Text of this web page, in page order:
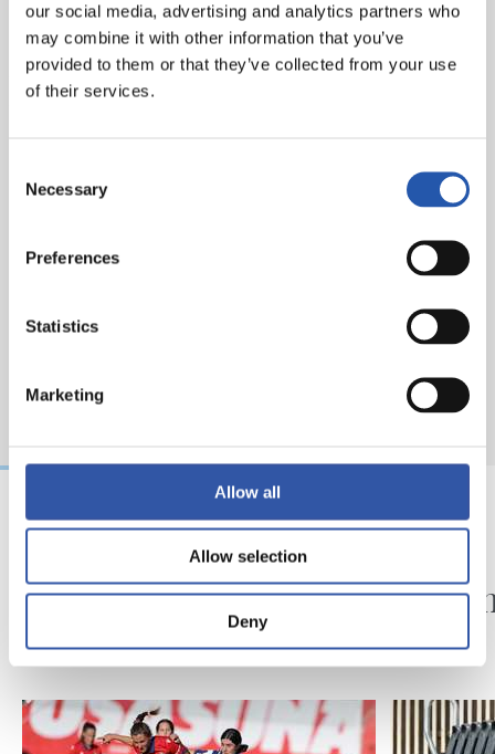
our social media, advertising and analytics partners who
may combine it with other information that you’ve
provided to them or that they’ve collected from your use
of their services.
Selection
Necessary
Preferences
Statistics
Marketing
Allow all
Allow selection
Deny
procederemos a su inmediata retirada:pdcp@realsociedad.eus. La política de
privacidad correspondiente se encuentra en el siguiente enlace:
https://cdn.realsociedad.eus//Uploads/CntDetalles/503/1/acd80c62-c8f7-4b75-9eb4-
d09362fb43cd.pdf
Minutos para seguir
creciendo